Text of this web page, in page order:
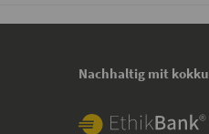
Nachhaltig mit kokku